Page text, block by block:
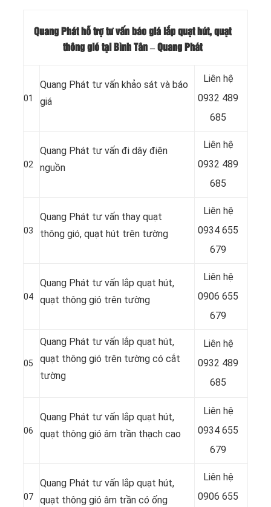
Quang Phát hỗ trợ tư vấn báo giá lắp quạt hút, quạt
thông gió tại Bình Tân – Quang Phát
01
Quang Phát tư vấn khảo sát và báo
giá
Liên hệ
0932 489
685
02
Quang Phát tư vấn đi dây điện
nguồn
Liên hệ
0932 489
685
03
Quang Phát tư vấn thay quạt
thông gió, quạt hút trên tường
Liên hệ
0934 655
679
04
Quang Phát tư vấn lắp quạt hút,
quạt thông gió trên tường
Liên hệ
0906 655
679
05
Quang Phát tư vấn lắp quạt hút,
quạt thông gió trên tường có cắt
tường
Liên hệ
0932 489
685
06
Quang Phát tư vấn lắp quạt hút,
quạt thông gió âm trần thạch cao
Liên hệ
0934 655
679
07
Quang Phát tư vấn lắp quạt hút,
quạt thông gió âm trần có ống
Liên hệ
0906 655